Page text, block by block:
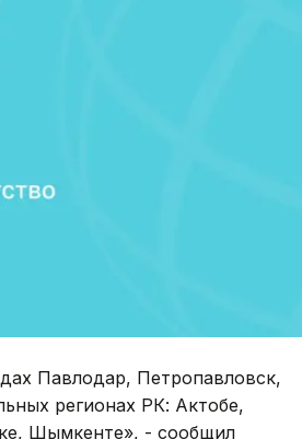
Павлодар, Петропавловск,
регионах РК: Актобе,
Шымкенте», - сообщил